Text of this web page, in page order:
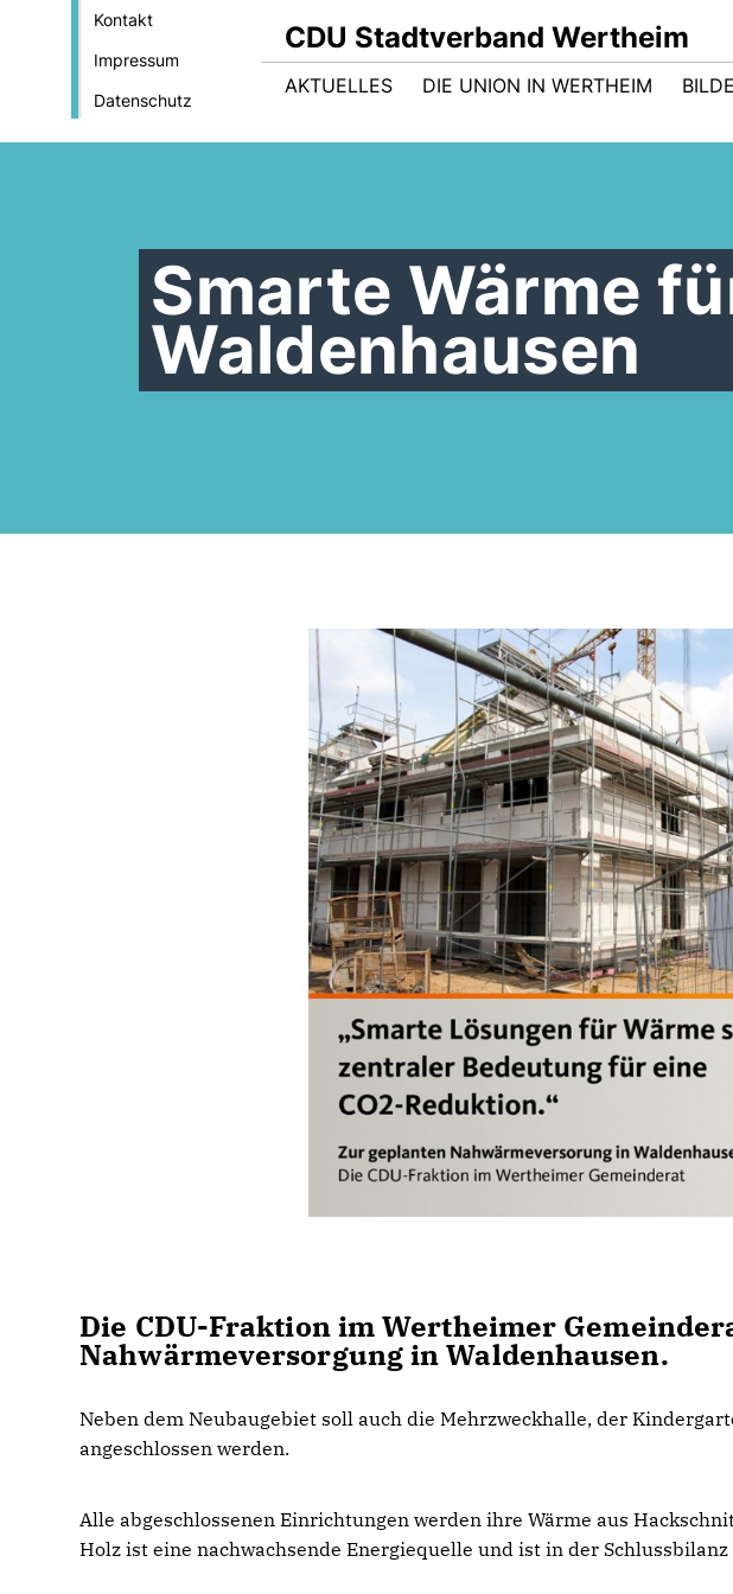
Kontakt
Impressum
Datenschutz
CDU Stadtverband Wertheim
AKTUELLES DIE UNION IN WERTHEIM
Smarte Wärme
Waldenhausen
Die CDU-Fraktion im Wertheimer
Nahwärmeversorgung in Waldenhausen.
Neben dem Neubaugebiet soll auch die Mehrzweckhalle, der
angeschlossen werden.
Alle abgeschlossenen Einrichtungen werden ihre Wärme aus
Holz ist eine nachwachsende Energiequelle und ist in der Schlussbilanz